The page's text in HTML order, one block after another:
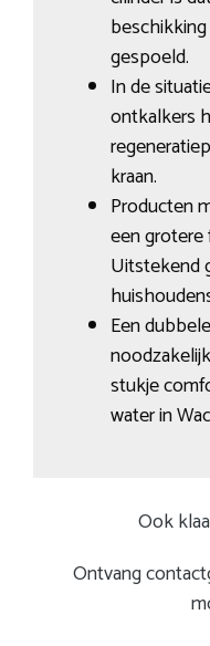
gespoeld.
In de
ontkalkers
kraan.
Producten
een
Uitstekend
Een
stukje
water in
Ook
Ontvang